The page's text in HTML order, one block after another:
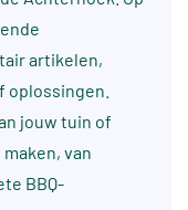
artikelen,
oplossingen.
jouw tuin of
van
BBQ-